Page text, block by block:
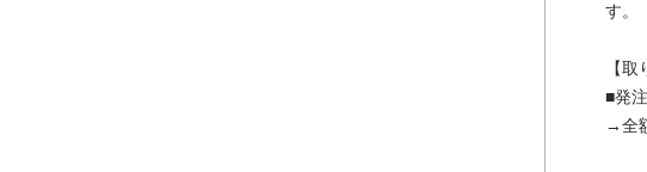
す。
【
■発
→全